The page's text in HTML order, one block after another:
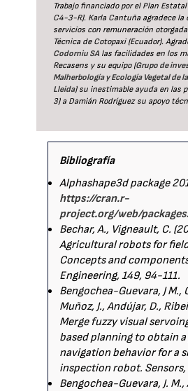
Trabajo financiado por el Plan
C4-3-R). Karla Cantuña agradece la
servicios con remuneración
Técnica de Cotopaxi (Ecuador).
Codorniu SAlas facilidades en los
Recasens y su equipo (Grupo de
Malherbología y Ecología Vegetal de
Lleida) su inestimable ayuda en las
3) a Damián Rodríguez su apoyo
Bibliografía
Alphashape3d package
https://cran.r-
project.org/web/
Bechar, A., Vigneault, C.
Agricultural robots for
Concepts and
Engineering, 149, 94-111.
Bengochea-Guevara, J M.,
Muñoz, J., Andújar, D.,
Merge fuzzy visual
based planning to obtain
navigation behavior for a
inspection robot. Sensors,
Bengochea-Guevara, J. M.,